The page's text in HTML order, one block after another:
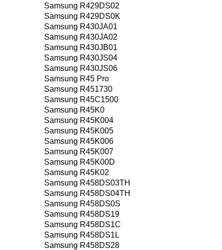
Samsung R429DS02
Samsung R429DS0K
Samsung R430JA01
Samsung R430JA02
Samsung R430JB01
Samsung R430JS04
Samsung R430JS06
Samsung R45 Pro
Samsung R451730
Samsung R45C1500
Samsung R45K0
Samsung R45K004
Samsung R45K005
Samsung R45K006
Samsung R45K007
Samsung R45K00D
Samsung R45K02
Samsung R458DS03TH
Samsung R458DS04TH
Samsung R458DS0S
Samsung R458DS19
Samsung R458DS1C
Samsung R458DS1L
Samsung R458DS28